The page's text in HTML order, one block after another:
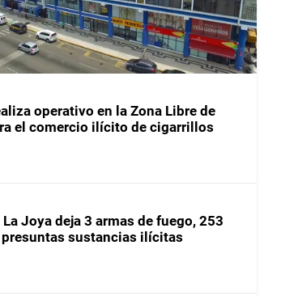
operativo en la Zona Libre de
el comercio ilícito de cigarrillos
Joya deja 3 armas de fuego, 253
sustancias ilícitas